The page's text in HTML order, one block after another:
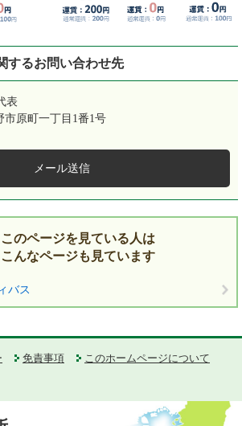
するお問い合わせ先
表
市原町一丁目1番1号
メール送信
このページを見ている人は
こんなページも見ています
バス
免責事項
このホームページについて